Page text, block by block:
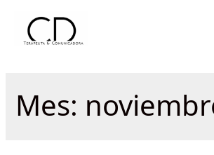
Mes: